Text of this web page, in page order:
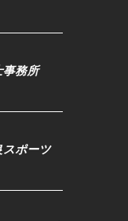
事務所
スポーツ